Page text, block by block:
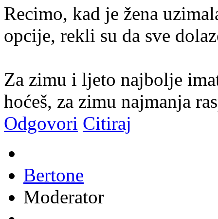
Recimo, kad je žena
opcije, rekli su da sve
Za zimu i ljeto najbolje
hoćeš, za zimu najmanja
Odgovori Citiraj
Bertone
Moderator